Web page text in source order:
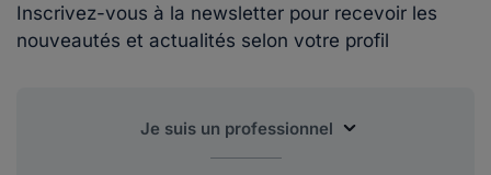
Inscrivez-vous à la newsletter pour recevoir les
nouveautés et actualités selon votre profil